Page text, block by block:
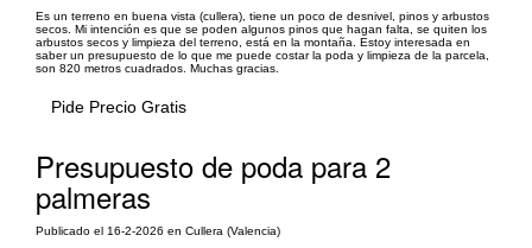
Es un terreno en buena vista (cullera), tiene un poco de desnivel, pinos y arbustos
secos. Mi intención es que se poden algunos pinos que hagan falta, se quiten los
arbustos secos y limpieza del terreno, está en la montaña. Estoy interesada en
saber un presupuesto de lo que me puede costar la poda y limpieza de la parcela,
son 820 metros cuadrados. Muchas gracias.
Pide Precio Gratis
Presupuesto de poda para 2
palmeras
Publicado el 16-2-2026 en Cullera (Valencia)